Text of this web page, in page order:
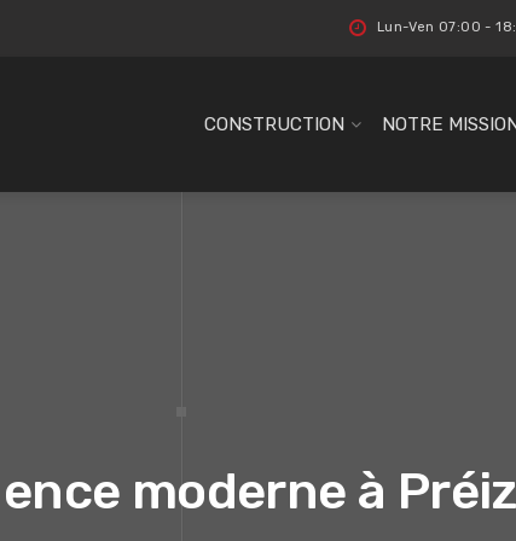
Lun-Ven 07:00 -
CONSTRUCTION NOTRE
moderne à